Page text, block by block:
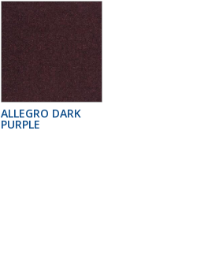
ALLEGRO DARK
PURPLE